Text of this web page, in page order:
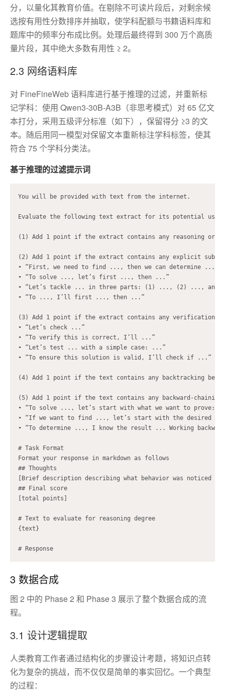
分，以量化其教育价值。在剔除不可读片段后，对剩余候
选按有用性分数排序并抽取，使学科配额与书籍语料库和
题库中的频率分布成比例。处理后最终得到 300 万个高质
量片段，其中绝大多数有用性 ≥ 2。
2.3 网络语料库
对 FineFineWeb 语料库进行基于推理的过滤，并重新标
记学科：使用 Qwen3-30B-A3B（非思考模式）对 65 亿文
本打分，采用五级评分标准（如下），保留得分 ≥3 的文
本。随后用同一模型对保留文本重新标注学科标签，使其
符合 75 个学科分类法。
基于推理的过滤提示词
You will be provided with text from the internet.
Evaluate the following text extract for its potential
(1) Add 1 point if the extract contains any reasoning or
(2) Add 1 point if the extract contains any explicit
• “First, we need to find ..., then we can determine ...”
• “To solve ..., let’s first ..., then ...”
• “Let’s tackle ... in three parts: (1) ..., (2) ..., and
• “To ..., I’ll first ..., then ...”
(3) Add 1 point if the extract contains any verification
• “Let’s check ...”
• “To verify this is correct, I’ll ...”
• “Let’s test ... with a simple case: ...”
• “To ensure this solution is valid, I’ll check if ...”
(4) Add 1 point if the text contains any backtracking
(5) Add 1 point if the text contains any backward-
• “To solve ..., let’s start with what we want to prove:
• “If we want to find ..., let’s start with the desired
• “To determine ..., I know the result ... Working
# Task Format
Format your response in markdown as follows
## Thoughts
[Brief description describing what behavior was noticed
## Final score
[total points]
# Text to evaluate for reasoning degree
{text}
3 数据合成
图 2 中的 Phase 2 和 Phase 3 展示了整个数据合成的流
程。
3.1 设计逻辑提取
人类教育工作者通过结构化的步骤设计考题，将知识点转
化为复杂的挑战，而不仅仅是简单的事实回忆。一个典型
的过程：